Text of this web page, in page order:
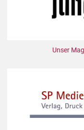
Unser